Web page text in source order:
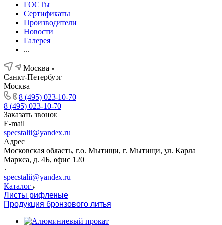
ГОСТы
Сертификаты
Производители
Новости
Галерея
...
Москва
Санкт-Петербург
Москва
8 (495) 023-10-70
8 (495) 023-10-70
Заказать звонок
E-mail
specstalii@yandex.ru
Адрес
Московская область, г.о. Мытищи, г. Мытищи, ул. Карла
Маркса, д. 4Б, офис 120
specstalii@yandex.ru
Каталог
Листы рифленые
Продукция бронзового литья